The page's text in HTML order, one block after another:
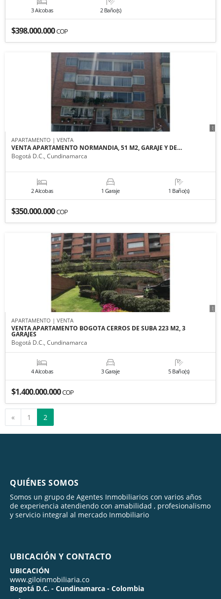
3 Alcobas 2 Baño(s)
$398.000.000COP
APARTAMENTO | VENTA
VENTA APARTAMENTO NORMANDIA, 51 M2, GARAJE Y DE…
Bogotá D.C., Cundinamarca
2 Alcobas 1 Garaje 1 Baño(s)
$350.000.000COP
APARTAMENTO | VENTA
VENTA APARTAMENTO BOGOTA CERROS DE SUBA 223 M2, 3
GARAJES
Bogotá D.C., Cundinamarca
4 Alcobas 3 Garaje 5 Baño(s)
$1.400.000.000COP
« Anterior
1 2
QUIÉNES SOMOS
Somos un grupo de Agentes Inmobiliarios con varios años
de experiencia atendiendo con amabilidad , profesionalismo
y servicio integral al mercado Inmobiliario
UBICACIÓN Y CONTACTO
UBICACIÓN
www.giloinmobiliaria.co
Bogotá D.C. - Cundinamarca - Colombia